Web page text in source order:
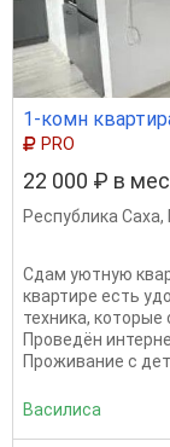
1-комн
PRO
22 000 ₽ в
Республика Саха,
Сдам уютную
квартире есть
техника,
Проведён
Проживание с
Василиса